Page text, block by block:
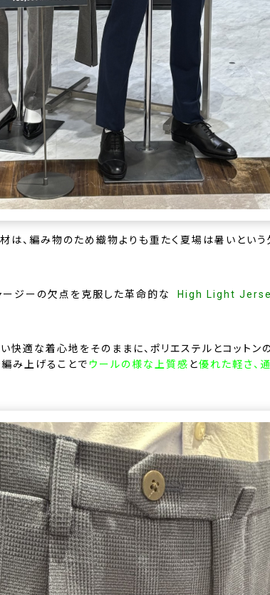
は、編み物のため織物よりも重たく夏場は暑いとい
ージーの欠点を克服した革命的な
High Light
快適な着心地をそのままに、ポリエステルとコットン
み上げることで ウールの様な上質感 と優れた軽さ、